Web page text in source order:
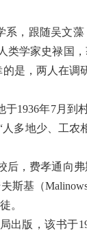
系，跟随吴文
类学家史禄国
是，两人在调
1936年7月到
多地少、工农
后，费孝通向
斯基（
。
版，该书于